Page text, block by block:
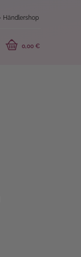
Händlershop
0,00 €